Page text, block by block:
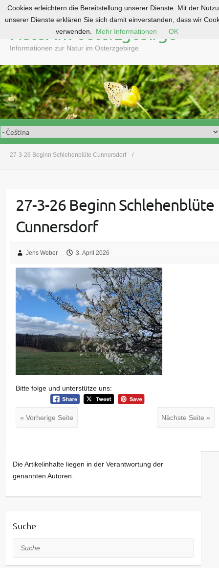
o
c
o
n
t
e
n
Natur im Osterzgebirge
Informationen zur Natur im Osterzgebirge
27-3-26 Beginn Schlehenblüte Cunnersdorf
27-3-26 Beginn Schlehenblüte
Cunnersdorf
Jens Weber 3. April 2026
Bitte folge und unterstütze uns:
« Vorherige Seite Nächste Seite »
Die Artikelinhalte liegen in der Verantwortung der
genannten Autoren.
Suche
Suche
Cookies erleichtern die Bereitstellung unserer Dienste. Mit der
unserer Dienste erklären Sie sich damit einverstanden, dass wir
verwenden.
Mehr Informationen OK